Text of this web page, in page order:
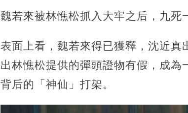
魏若來被林憔松抓入大牢之后，九死
表面上看，魏若來得已獲釋，沈近
出林憔松提供的彈頭證物有假，成
背后的「神仙」打架。